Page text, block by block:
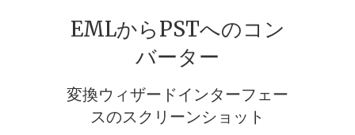
EMLからPSTへのコン
バーター
変換ウィザードインターフェー
スのスクリーンショット